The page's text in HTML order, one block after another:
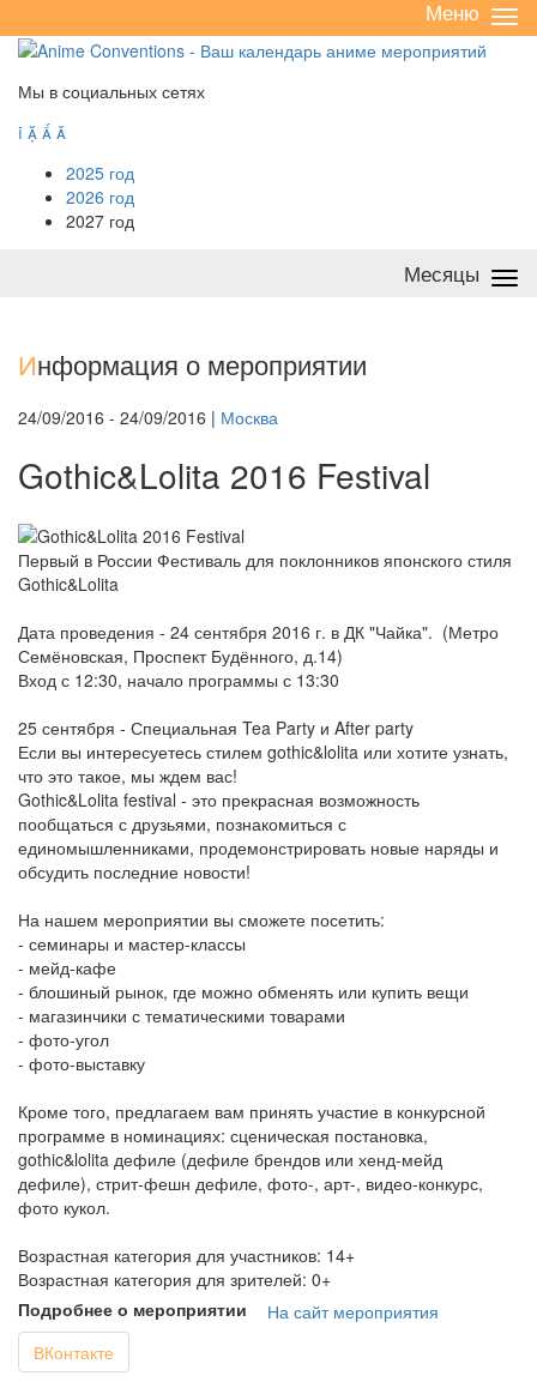
/
Меню
Мы в социальных сетях
   
2025 год
2026 год
2027 год
Месяцы
Информация о мероприятии
24/09/2016 - 24/09/2016 | Москва
Gothic&Lolita 2016 Festival
Первый в России Фестиваль для поклонников японского стиля
Gothic&Lolita
Дата проведения - 24 сентября 2016 г. в ДК "Чайка". (Метро
Семёновская, Проспект Будённого, д.14)
Вход с 12:30, начало программы с 13:30
25 сентября - Специальная Tea Party и After party
Если вы интересуетесь стилем gothic&lolita или хотите узнать,
что это такое, мы ждем вас!
Gothic&Lolita festival - это прекрасная возможность
пообщаться с друзьями, познакомиться с
единомышленниками, продемонстрировать новые наряды и
обсудить последние новости!
На нашем мероприятии вы сможете посетить:
- семинары и мастер-классы
- мейд-кафе
- блошиный рынок, где можно обменять или купить вещи
- магазинчики с тематическими товарами
- фото-угол
- фото-выставку
Кроме того, предлагаем вам принять участие в конкурсной
программе в номинациях: сценическая постановка,
gothic&lolita дефиле (дефиле брендов или хенд-мейд
дефиле), стрит-фешн дефиле, фото-, арт-, видео-конкурс,
фото кукол.
Возрастная категория для участников: 14+
Возрастная категория для зрителей: 0+
Подробнее о мероприятии
На сайт мероприятия
ВКонтакте